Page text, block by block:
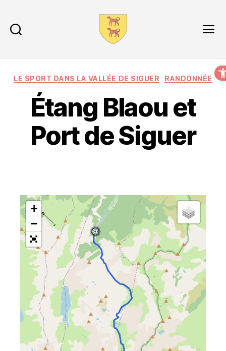
LE SPORT DANS LA VALLÉE DE SIGUER RANDONNÉE
Étang Blaou et
Port de Siguer
+
−